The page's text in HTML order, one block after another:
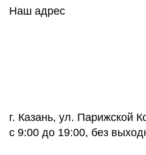
Наш адрес
г. Казань, ул. Парижской
с 9:00 до 19:00, без